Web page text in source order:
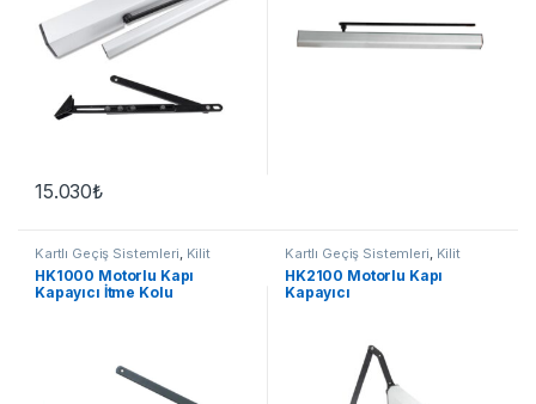
15.030₺
Kartlı Geçiş Sistemleri, Kilit
Grubu
HK1000 Motorlu Kapı
Kapayıcı İtme Kolu
Kartlı Geçiş Sistemleri, Kilit
Grubu
HK2100 Motorlu Kapı
Kapayıcı